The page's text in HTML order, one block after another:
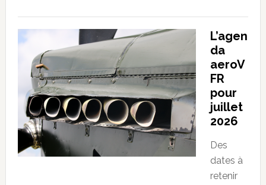
L’agen
da
aeroV
FR
pour
juillet
2026
Des
dates à
retenir